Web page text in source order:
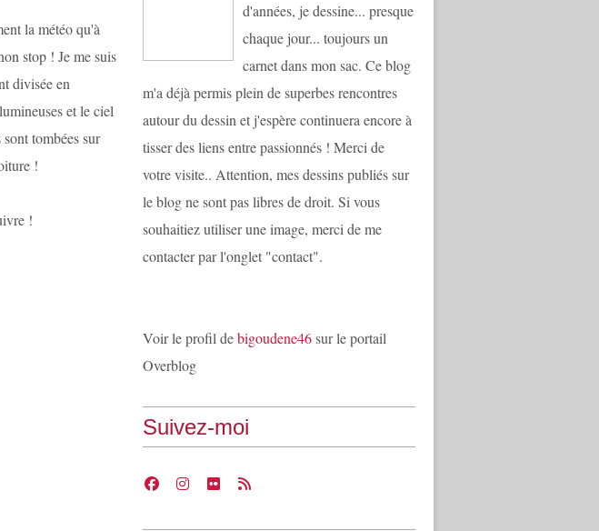
la météo qu'à
stop ! Je me suis
divisée en
et le ciel
tombées sur
!
!
d'années, je dessine... presque
chaque jour... toujours un
carnet dans mon sac. Ce blog
m'a déjà permis plein de superbes rencontres
autour du dessin et j'espère continuera encore à
tisser des liens entre passionnés ! Merci de
votre visite.. Attention, mes dessins publiés sur
le blog ne sont pas libres de droit. Si vous
souhaitiez utiliser une image, merci de me
contacter par l'onglet "contact".
Voir le profil debigoudene46sur le portail
Overblog
Suivez-moi